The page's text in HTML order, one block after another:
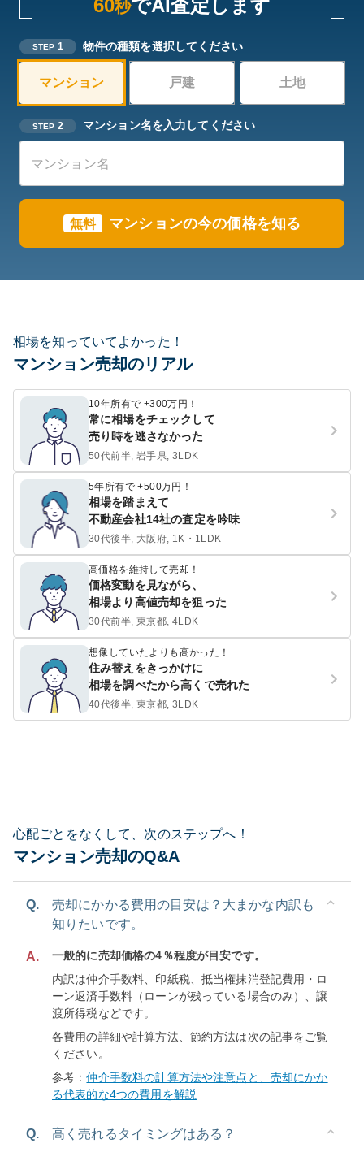
60秒でAI査定します
STEP 1 物件の種類を選択してください
マンション 戸建 土地
STEP 2 マンション名を入力してください
無料 マンションの今の価格を知る
相場を知っていてよかった！
マンション売却のリアル
10年所有で +300万円！
常に相場をチェックして
売り時を逃さなかった
50代前半, 岩手県, 3LDK
5年所有で +500万円！
相場を踏まえて
不動産会社14社の査定を吟味
30代後半, 大阪府, 1K・1LDK
高価格を維持して売却！
価格変動を見ながら、
相場より高値売却を狙った
30代前半, 東京都, 4LDK
想像していたよりも高かった！
住み替えをきっかけに
相場を調べたから高くで売れた
40代後半, 東京都, 3LDK
心配ごとをなくして、次のステップへ！
マンション売却のQ&A
Q.
売却にかかる費用の目安は？大まかな内訳も
知りたいです。
A.
一般的に売却価格の4％程度が目安です。
内訳は仲介手数料、印紙税、抵当権抹消登記費用・ロ
ーン返済手数料（ローンが残っている場合のみ）、譲
渡所得税などです。
各費用の詳細や計算方法、節約方法は次の記事をご覧
ください。
参考：仲介手数料の計算方法や注意点と、売却にかか
る代表的な4つの費用を解説
Q. 高く売れるタイミングはある？